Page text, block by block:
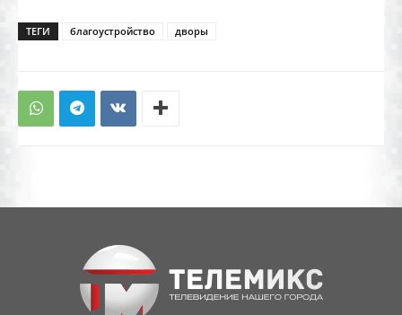
ТЕГИ благоустройство дворы